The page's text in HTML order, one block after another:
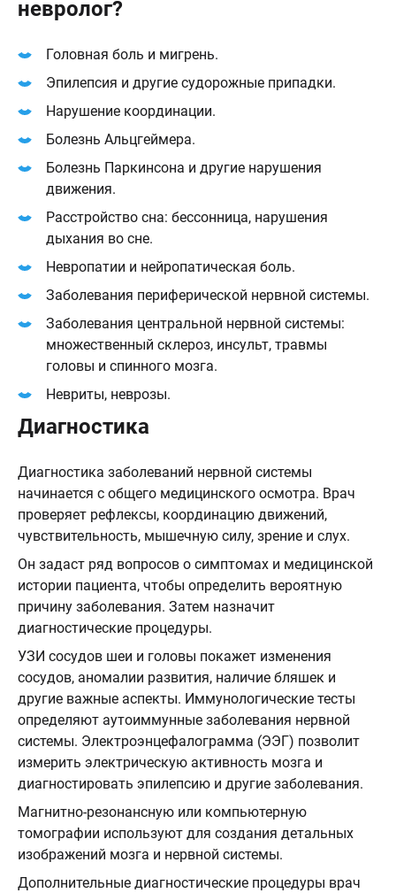
невролог?
Головная боль и мигрень.
Эпилепсия и другие судорожные припадки.
Нарушение координации.
Болезнь Альцгеймера.
Болезнь Паркинсона и другие нарушения
движения.
Расстройство сна: бессонница, нарушения
дыхания во сне.
Невропатии и нейропатическая боль.
Заболевания периферической нервной системы.
Заболевания центральной нервной системы:
множественный склероз, инсульт, травмы
головы и спинного мозга.
Невриты, неврозы.
Диагностика
Диагностика заболеваний нервной системы
начинается с общего медицинского осмотра. Врач
проверяет рефлексы, координацию движений,
чувствительность, мышечную силу, зрение и слух.
Он задаст ряд вопросов о симптомах и медицинской
истории пациента, чтобы определить вероятную
причину заболевания. Затем назначит
диагностические процедуры.
УЗИ сосудов шеи и головы покажет изменения
сосудов, аномалии развития, наличие бляшек и
другие важные аспекты. Иммунологические тесты
определяют аутоиммунные заболевания нервной
системы. Электроэнцефалограмма (ЭЭГ) позволит
измерить электрическую активность мозга и
диагностировать эпилепсию и другие заболевания.
Магнитно-резонансную или компьютерную
томографии используют для создания детальных
изображений мозга и нервной системы.
Дополнительные диагностические процедуры врач